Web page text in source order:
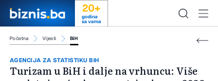
20+
godina
sa vama
Početna Vijesti BiH
AGENCIJA ZA STATISTIKU BIH
Turizam u BiH i dalje na vrhuncu: Više